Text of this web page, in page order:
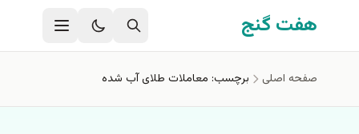
رفتن به محتوای اصلی
هفت گنج
صفحه اصلی برچسب: معاملات طلای آب شده